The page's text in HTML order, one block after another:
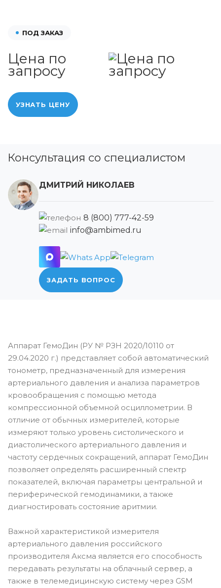
ПОД ЗАКАЗ
Цена по
запросу
УЗНАТЬ ЦЕНУ
Консультация со специалистом
ДМИТРИЙ НИКОЛАЕВ
8 (800) 777-42-59
info@ambimed.ru
ЗАДАТЬ ВОПРОС
Аппарат ГемоДин (РУ № РЗН 2020/10110 от
29.04.2020 г.) представляет собой автоматический
тонометр, предназначенный для измерения
артериального давления и анализа параметров
кровообращения с помощью метода
компрессионной объемной осциллометрии. В
отличие от обычных измерителей, которые
измеряют только уровень систолического и
диастолического артериального давления и
частоту сердечных сокращений, аппарат ГемоДин
позволяет определять расширенный спектр
показателей, включая параметры центральной и
периферической гемодинамики, а также
диагностировать состояние аритмии.
Важной характеристикой измерителя
артериального давления российского
производителя Аксма является его способность
передавать результаты на облачный сервер, а
также в телемедицинскую систему через GSM